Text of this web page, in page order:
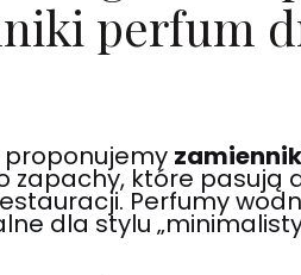
perfum
proponujemy
zapachy, które pasują
Perfumy
dla stylu